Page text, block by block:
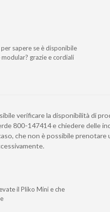
sapere se è disponibile
grazie e cordiali
verificare la disponibilità di
800-147414 e chiedere delle
che non è possibile prenotare
il Pliko Mini e che